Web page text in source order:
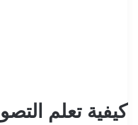
كيفية تعلم